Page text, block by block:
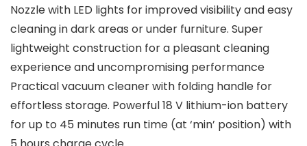
Nozzle with LED lights for improved visibility and easy
cleaning in dark areas or under furniture. Super
lightweight construction for a pleasant cleaning
experience and uncompromising performance
Practical vacuum cleaner with folding handle for
effortless storage. Powerful 18 V lithium-ion battery
for up to 45 minutes run time (at ‘min’ position) with